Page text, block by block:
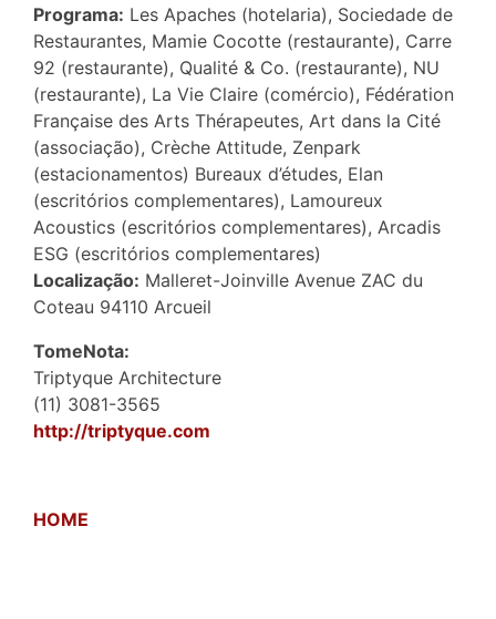
Programa: Les Apaches (hotelaria), Sociedade de
Restaurantes, Mamie Cocotte (restaurante), Carre
92 (restaurante), Qualité & Co. (restaurante), NU
(restaurante), La Vie Claire (comércio), Fédération
Française des Arts Thérapeutes, Art dans la Cité
(associação), Crèche Attitude, Zenpark
(estacionamentos) Bureaux d’études, Elan
(escritórios complementares), Lamoureux
Acoustics (escritórios complementares), Arcadis
ESG (escritórios complementares)
Localização: Malleret-Joinville Avenue ZAC du
Coteau 94110 Arcueil
TomeNota:
Triptyque Architecture
(11) 3081-3565
http://triptyque.com
HOME